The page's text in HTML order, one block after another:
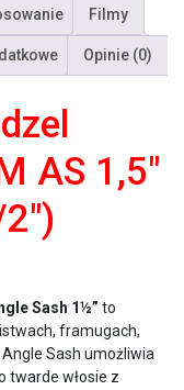
Filmy
Opinie (0)
AS 1,5″
Sash 1½” to
framugach,
Sash umożliwia
twarde włosie z